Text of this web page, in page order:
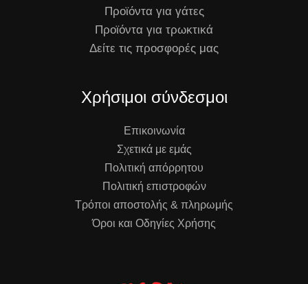
Προϊόντα για γάτες
Προϊόντα για τρωκτικά
Δείτε τις προσφορές μας
Χρήσιμοι σύνδεσμοι
Επικοινωνία
Σχετικά με εμάς
Πολιτική απόρρητου
Πολιτική επιστροφών
Τρόποι αποστολής & πληρωμής
Όροι και Οδηγίες Χρήσης